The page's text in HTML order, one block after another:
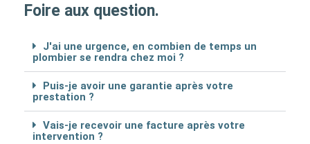
Foire aux question.
J'ai une urgence, en combien de temps un
plombier se rendra chez moi ?
Puis-je avoir une garantie après votre
prestation ?
Vais-je recevoir une facture après votre
intervention ?